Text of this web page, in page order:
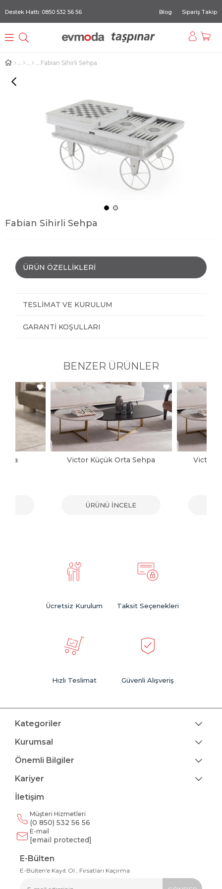
Destek Hattı: 0850 532 56 56 Blog Sipariş Takip
Fabian Sihirli Sehpa
Fabian Sihirli Sehpa
ÜRÜN ÖZELLIKLERI
TESLIMAT VE KURULUM
GARANTI KOŞULLARI
BENZER ÜRÜNLER
Victor Küçük Orta Sehpa
ÜRÜNÜ İNCELE
Victor
Ücretsiz Kurulum Taksit Seçenekleri
Hızlı Teslimat Güvenli Alışveriş
Kategoriler
Kurumsal
Önemli Bilgiler
Kariyer
İletişim
Müşteri Hizmetleri
(0 850) 532 56 56
E-mail
[email protected]
E-Bülten
E-Bülten'e Kayıt Ol , Fırsatları Kaçırma